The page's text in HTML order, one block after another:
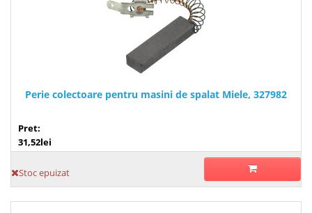
Perie colectoare pentru masini de spalat Miele, 327982
Pret:
31,52lei
Stoc epuizat